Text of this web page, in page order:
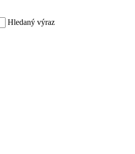
Hledaný výraz